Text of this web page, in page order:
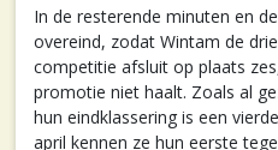
In de resterende minuten en
overeind, zodat Wintam de
competitie afsluit op plaats
promotie niet haalt. Zoals al
hun eindklassering is een
april kennen ze hun eerste